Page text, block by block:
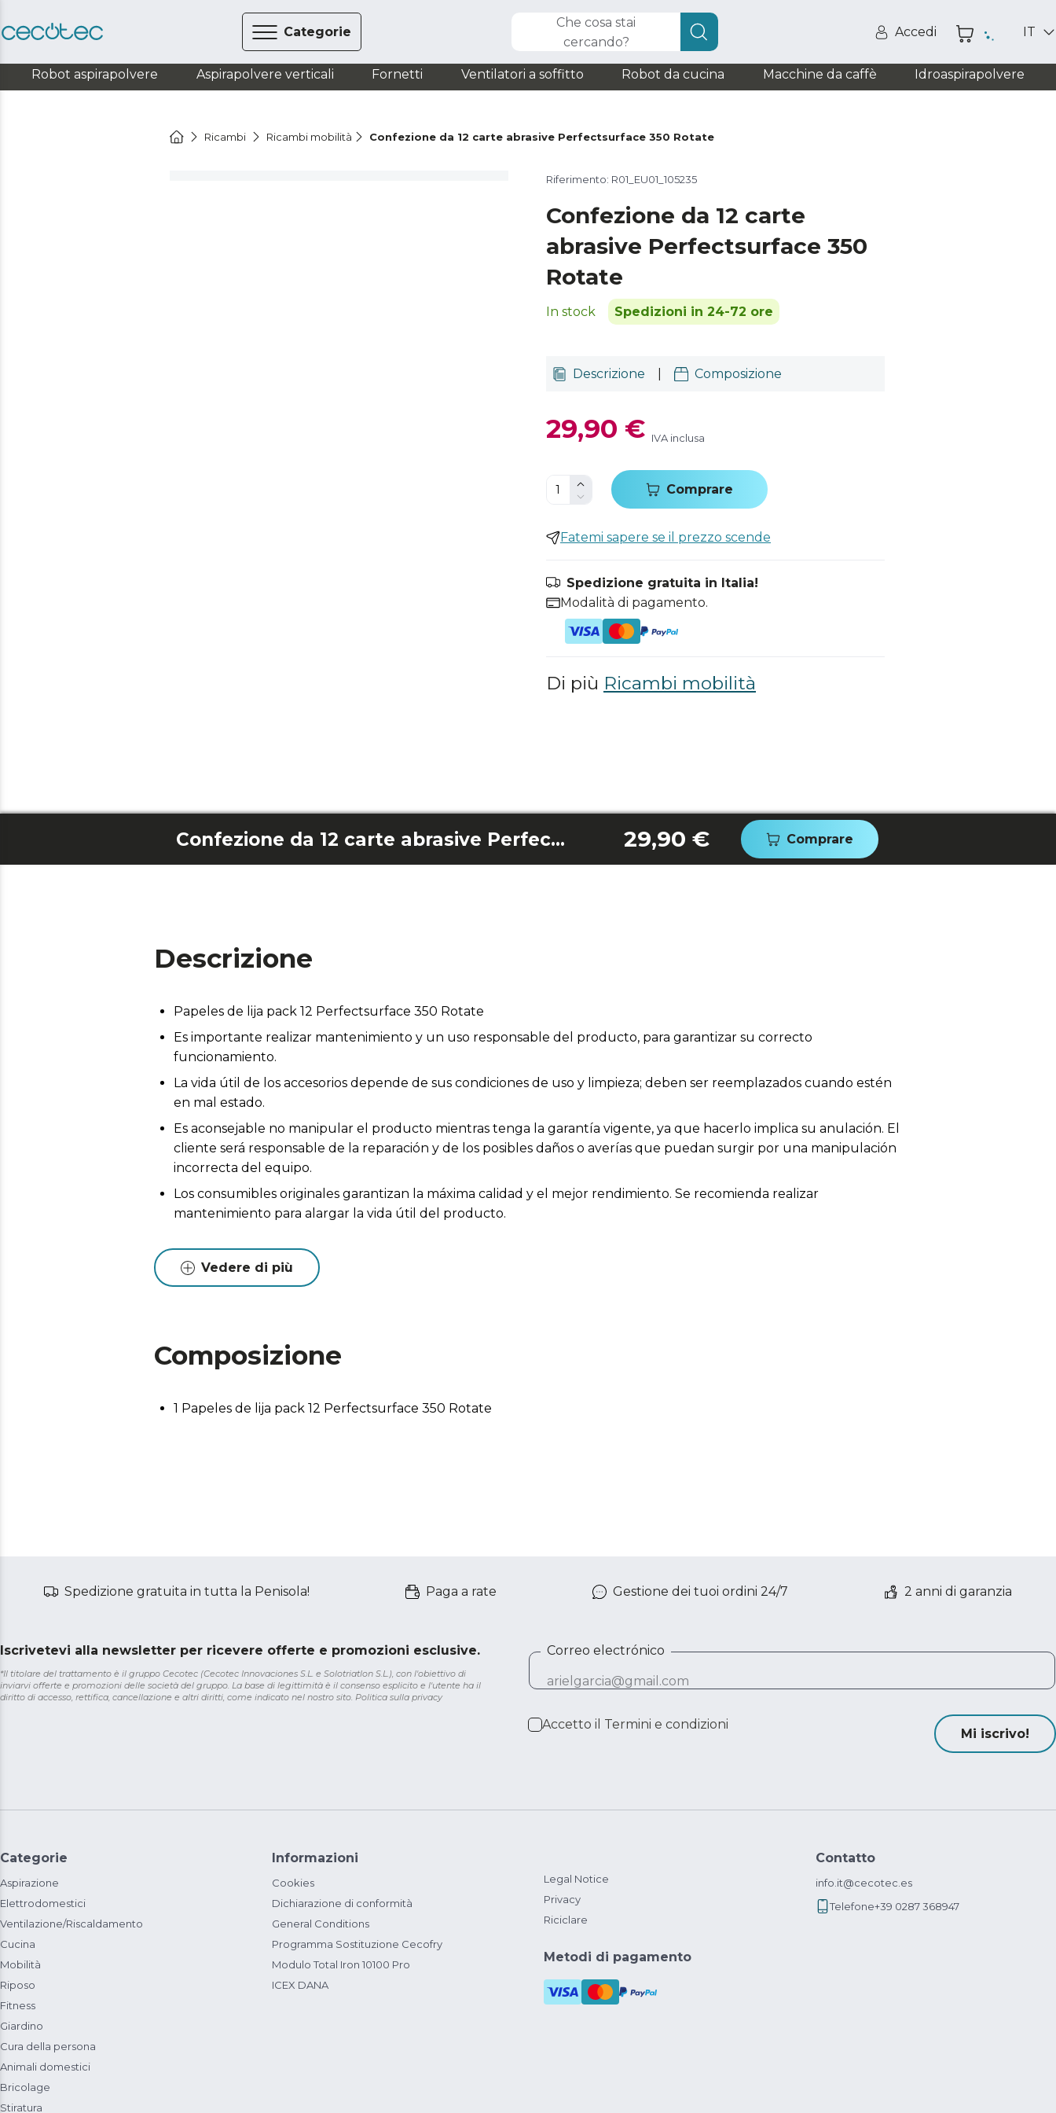
Categorie
Che cosa stai
cercando?
Accedi IT
Robot aspirapolvere Aspirapolvere verticali Fornetti Ventilatori a soffitto Robot da cucina Macchine da caffè Idroaspirapolvere
Ricambi Ricambi mobilità Confezione da 12 carte abrasive Perfectsurface 350 Rotate
Riferimento: R01_EU01_105235
Confezione da 12 carte
abrasive Perfectsurface 350
Rotate
In stock Spedizioni in 24-72 ore
Descrizione Composizione
29,90 € IVA inclusa
Comprare
Fatemi sapere se il prezzo scende
Spedizione gratuita in Italia!
Modalità di pagamento.
Di più Ricambi mobilità
Confezione da 12 carte abrasive Perfectsurface 350 Rotate 29,90 € Comprare
Descrizione
Papeles de lija pack 12 Perfectsurface 350 Rotate
Es importante realizar mantenimiento y un uso responsable del producto, para garantizar su correcto
funcionamiento.
La vida útil de los accesorios depende de sus condiciones de uso y limpieza; deben ser reemplazados cuando estén
en mal estado.
Es aconsejable no manipular el producto mientras tenga la garantía vigente, ya que hacerlo implica su anulación. El
cliente será responsable de la reparación y de los posibles daños o averías que puedan surgir por una manipulación
incorrecta del equipo.
Los consumibles originales garantizan la máxima calidad y el mejor rendimiento. Se recomienda realizar
mantenimiento para alargar la vida útil del producto.
Vedere di più
Composizione
1 Papeles de lija pack 12 Perfectsurface 350 Rotate
Spedizione gratuita in tutta la Penisola! Paga a rate Gestione dei tuoi ordini 24/7 2 anni di garanzia
Iscrivetevi alla newsletter per ricevere offerte e promozioni esclusive.
*Il titolare del trattamento è il gruppo Cecotec (Cecotec Innovaciones S.L. e Solotriatlon S.L.), con l'obiettivo di
inviarvi offerte e promozioni delle società del gruppo. La base di legittimità è il consenso esplicito e l'utente ha il
diritto di accesso, rettifica, cancellazione e altri diritti, come indicato nel nostro sito. Politica sulla privacy
Correo electrónico
Accetto il Termini e condizioni
Mi iscrivo!
Categorie
Aspirazione
Elettrodomestici
Ventilazione/Riscaldamento
Cucina
Mobilità
Riposo
Fitness
Giardino
Cura della persona
Animali domestici
Bricolage
Stiratura
Informazioni
Cookies
Dichiarazione di conformità
General Conditions
Programma Sostituzione Cecofry
Modulo Total Iron 10100 Pro
ICEX DANA
Legal Notice
Privacy
Riciclare
Metodi di pagamento
Contatto
info.it@cecotec.es
Telefone+39 0287 368947